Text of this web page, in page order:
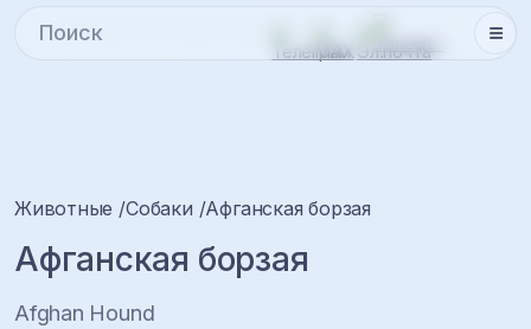
Животные Собаки Афганская борзая
Афганская борзая
Afghan Hound